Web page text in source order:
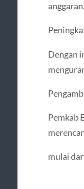
Dengan
Pemkab
mulai